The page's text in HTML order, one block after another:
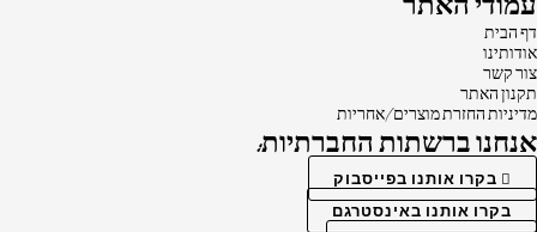
דף הבית
אודותינו
צור קשר
תקנון האתר
מדיניות החזרת מוצרים/אחריות
אנחנו ברשתות החברתיות:
בקרו אותנו בפייסבוק
בקרו אותנו באינסטרגם